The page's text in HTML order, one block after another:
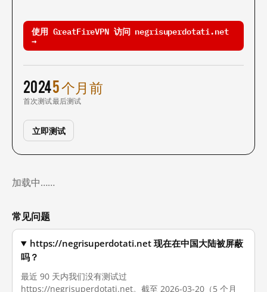
使用 GreatFireVPN 访问 negrisuperdotati.net
→
2024
首次测试
5 个月前
最后测试
立即测试
加载中……
常见问题
https://negrisuperdotati.net 现在在中国大陆被屏蔽
吗？
最近 90 天内我们没有测试过
https://negrisuperdotati.net。截至 2026-03-20（5 个月